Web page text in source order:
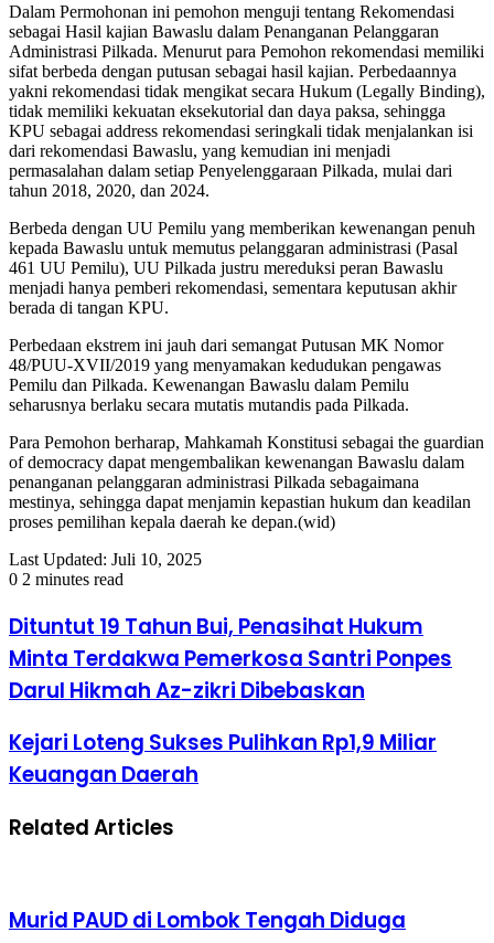
Dalam Permohonan ini pemohon menguji tentang Rekomendasi
sebagai Hasil kajian Bawaslu dalam Penanganan Pelanggaran
Administrasi Pilkada. Menurut para Pemohon rekomendasi memiliki
sifat berbeda dengan putusan sebagai hasil kajian. Perbedaannya
yakni rekomendasi tidak mengikat secara Hukum (Legally Binding),
tidak memiliki kekuatan eksekutorial dan daya paksa, sehingga
KPU sebagai address rekomendasi seringkali tidak menjalankan isi
dari rekomendasi Bawaslu, yang kemudian ini menjadi
permasalahan dalam setiap Penyelenggaraan Pilkada, mulai dari
tahun 2018, 2020, dan 2024.
Berbeda dengan UU Pemilu yang memberikan kewenangan penuh
kepada Bawaslu untuk memutus pelanggaran administrasi (Pasal
461 UU Pemilu), UU Pilkada justru mereduksi peran Bawaslu
menjadi hanya pemberi rekomendasi, sementara keputusan akhir
berada di tangan KPU.
Perbedaan ekstrem ini jauh dari semangat Putusan MK Nomor
48/PUU-XVII/2019 yang menyamakan kedudukan pengawas
Pemilu dan Pilkada. Kewenangan Bawaslu dalam Pemilu
seharusnya berlaku secara mutatis mutandis pada Pilkada.
Para Pemohon berharap, Mahkamah Konstitusi sebagai the guardian
of democracy dapat mengembalikan kewenangan Bawaslu dalam
penanganan pelanggaran administrasi Pilkada sebagaimana
mestinya, sehingga dapat menjamin kepastian hukum dan keadilan
proses pemilihan kepala daerah ke depan.(wid)
Last Updated: Juli 10, 2025
0 2 minutes read
Dituntut 19 Tahun Bui, Penasihat Hukum
Minta Terdakwa Pemerkosa Santri Ponpes
Darul Hikmah Az-zikri Dibebaskan
Kejari Loteng Sukses Pulihkan Rp1,9 Miliar
Keuangan Daerah
Related Articles
Murid PAUD di Lombok Tengah Diduga